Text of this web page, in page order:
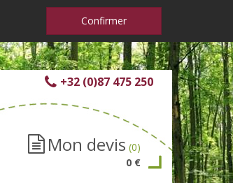
Confirmer
+32 (0)87 475 250
Mon devis (0)
0 €